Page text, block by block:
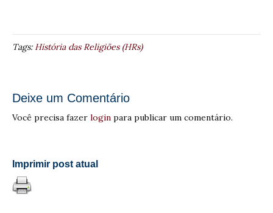
Tags:História das Religiões (HRs)
Deixe um Comentário
Você precisa fazer login para publicar um comentário.
Imprimir post atual